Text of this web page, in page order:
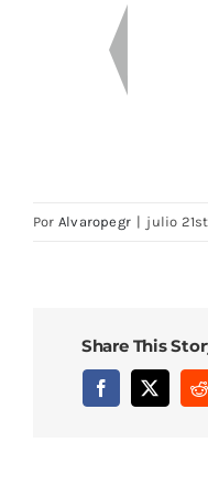
Por Alvaropegr | julio
Share This
Facebook
X